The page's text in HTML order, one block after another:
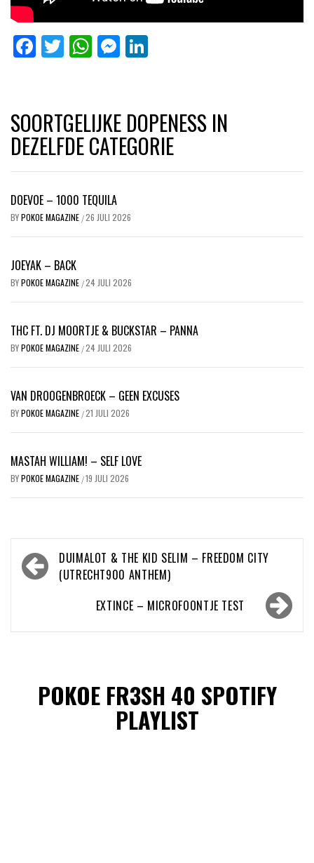
Facebook
Twitter
WhatsApp
Messenger
SOORTGELIJKE DOPENESS IN
DEZELFDE CATEGORIE
DOEVOE – 1000 TEQUILA
BYPOKOE MAGAZINE /26 JULI 2026
JOEYAK – BACK
BYPOKOE MAGAZINE /24 JULI 2026
THC FT. DJ MOORTJE & BUCKSTAR – PANNA
BYPOKOE MAGAZINE /24 JULI 2026
VAN DROOGENBROECK – GEEN EXCUSES
BYPOKOE MAGAZINE /21 JULI 2026
MASTAH WILLIAM! – SELF LOVE
BYPOKOE MAGAZINE /19 JULI 2026
Bericht
navigatie
DUIMALOT & THE KID SELIM – FREEDOM CITY
(UTRECHT900 ANTHEM)
EXTINCE – MICROFOONTJE TEST
POKOE FR3SH 40 SPOTIFY
PLAYLIST